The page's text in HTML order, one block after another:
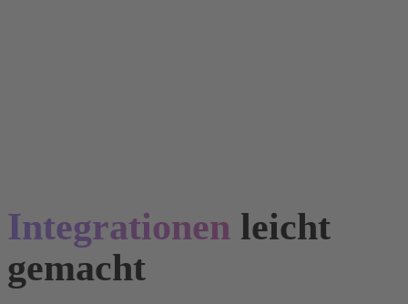
Integrationen leicht
gemacht